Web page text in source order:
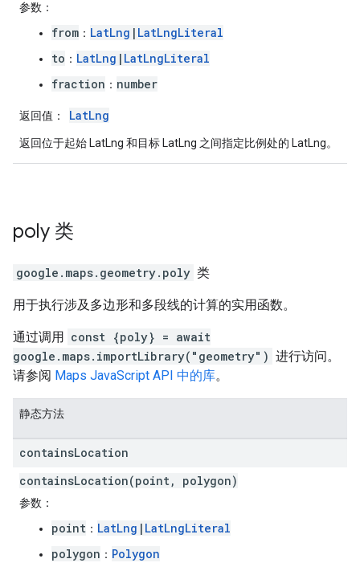
参数 ：
from ： LatLng | LatLngLiteral
to ： LatLng | LatLngLiteral
fraction ： number
返回值 ： LatLng
返回位于起始 LatLng 和目标 LatLng 之间指定比例处的 LatLng。
poly 类
google.maps.geometry. poly 类
用于执行涉及多边形和多段线的计算的实用函数。
通过调用 const {poly} = await
google.maps.importLibrary("geometry") 进行访问。
请参阅 Maps JavaScript API 中的库。
静态方法
containsLocation
containsLocation(point, polygon)
参数 ：
point ： LatLng | LatLngLiteral
polygon ： Polygon